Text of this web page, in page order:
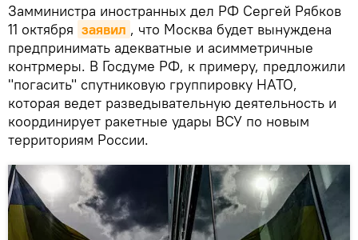
Замминистра иностранных дел РФ Сергей Рябков
11 октября заявил , что Москва будет вынуждена
предпринимать адекватные и асимметричные
контрмеры. В Госдуме РФ, к примеру, предложили
"погасить" спутниковую группировку НАТО,
которая ведет разведывательную деятельность и
координирует ракетные удары ВСУ по новым
территориям России.